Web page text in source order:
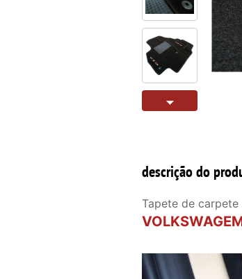
descrição do
Tapete de